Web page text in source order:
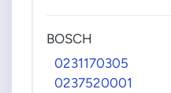
BOSCH
0231170305
0237520001